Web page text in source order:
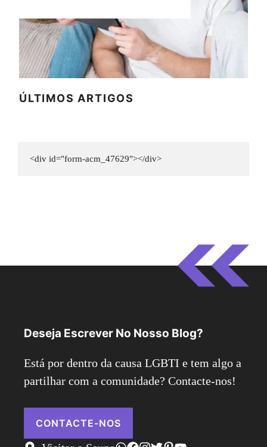
ÚLTIMOS ARTIGOS
<div id="form-acm_47629"></div>
Deseja Escrever No Nosso Blog?
Está por dentro da causa LGBTI e tem algo a
partilhar com a comunidade? Contacte-nos!
CONTACTE-NOS